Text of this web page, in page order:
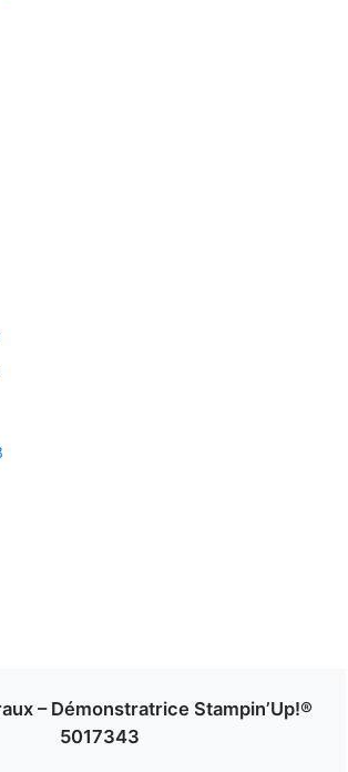
– Démonstratrice Stampin’Up!®
5017343